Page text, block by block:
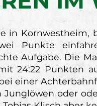
in
Punkte
Aufgabe. Die
24:22 Punkten
einer
oder